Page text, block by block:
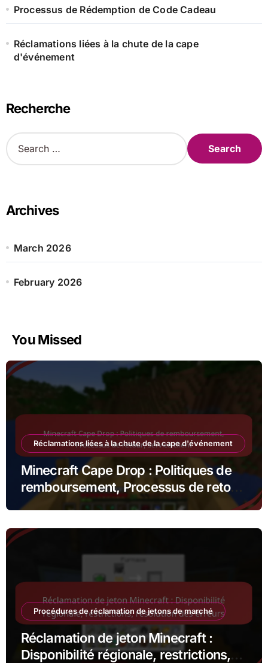
Processus de Rédemption de Code Cadeau
Réclamations liées à la chute de la cape
d'événement
Recherche
S
e
h
f
r
Archives
March 2026
February 2026
You Missed
Réclamations liées à la chute de la cape d'événement
Minecraft Cape Drop : Politiques de
remboursement, Processus de retour,
Service client
Procédures de réclamation de jetons de marché
Réclamation de jeton Minecraft :
Disponibilité régionale, restrictions,